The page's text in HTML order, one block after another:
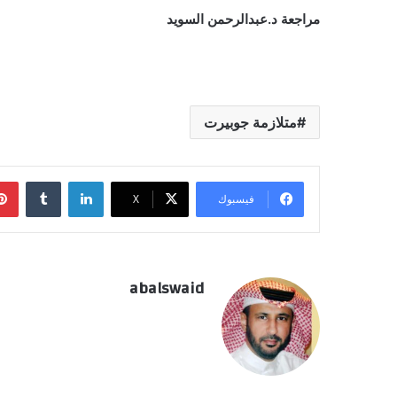
مراجعة د.عبدالرحمن السويد
متلازمة جوبيرت
فيسبوك ‫X
لينكدإن
abalswaid